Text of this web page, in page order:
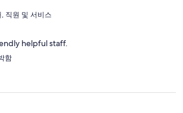
직원 및 서비스
helpful staff.
함